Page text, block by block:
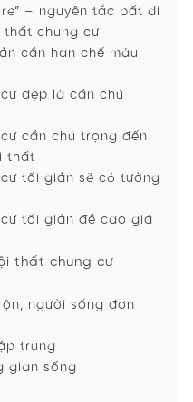
– nguyên tắc bất di
thất chung cư
cần hạn chế màu
đẹp là cần chú
cần chú trọng đến
thất
tối giản sẽ có tường
tối giản đề cao giá
thất chung cư
người sống đơn
trung
gian sống